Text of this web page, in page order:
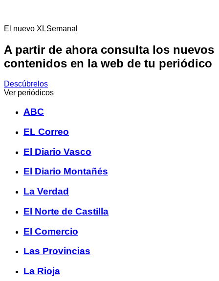
El nuevo XLSemanal
A partir de ahora consulta los nuevos
contenidos en la web de tu periódico
Descúbrelos
Ver periódicos
ABC
EL Correo
El Diario Vasco
El Diario Montañés
La Verdad
El Norte de Castilla
El Comercio
Las Provincias
La Rioja